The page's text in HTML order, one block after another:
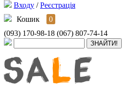
Входу / Реєстрація
Кошик
0
(093) 170-98-18 (067) 807-74-14